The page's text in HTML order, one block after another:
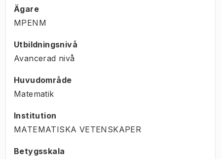
Ägare
MPENM
Utbildningsnivå
Avancerad nivå
Huvudområde
Matematik
Institution
MATEMATISKA VETENSKAPER
Betygsskala